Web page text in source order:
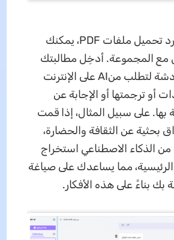
. بمجرد تحميل ملفات PDF، يمكنك
مع المجموعة. أدخِل مطالبتك
في صندوق الدردشة لتطلب منAI على الإنترنت
أو ترجمتها أو الإجابة عن
بها. على سبيل المثال، إذا قمت
بحثية عن الثقافة والحضارة،
الذكاء الاصطناعي استخراج
مما يساعدك على صياغة
بك بناءً على هذه الأفكار.